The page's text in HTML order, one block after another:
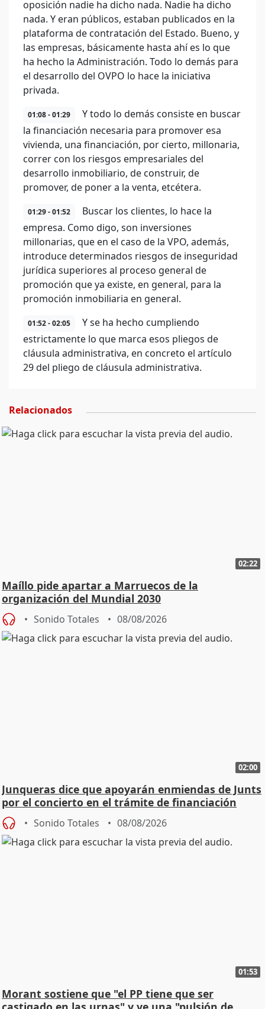
oposición nadie ha dicho nada. Nadie ha dicho
nada. Y eran públicos, estaban publicados en la
plataforma de contratación del Estado. Bueno, y
las empresas, básicamente hasta ahí es lo que
ha hecho la Administración. Todo lo demás para
el desarrollo del OVPO lo hace la iniciativa
privada.
01:08 - 01:29
Y todo lo demás consiste en buscar
la financiación necesaria para promover esa
vivienda, una financiación, por cierto, millonaria,
correr con los riesgos empresariales del
desarrollo inmobiliario, de construir, de
promover, de poner a la venta, etcétera.
01:29 - 01:52
Buscar los clientes, lo hace la
empresa. Como digo, son inversiones
millonarias, que en el caso de la VPO, además,
introduce determinados riesgos de inseguridad
jurídica superiores al proceso general de
promoción que ya existe, en general, para la
promoción inmobiliaria en general.
01:52 - 02:05
Y se ha hecho cumpliendo
estrictamente lo que marca esos pliegos de
cláusula administrativa, en concreto el artículo
29 del pliego de cláusula administrativa.
Relacionados
02:22
Maíllo pide apartar a Marruecos de la
organización del Mundial 2030
Sonido Totales 08/08/2026
02:00
Junqueras dice que apoyarán enmiendas de Junts
por el concierto en el trámite de financiación
Sonido Totales 08/08/2026
01:53
Morant sostiene que "el PP tiene que ser